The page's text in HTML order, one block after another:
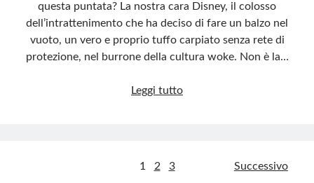
questa puntata? La nostra cara Disney, il colosso
dell’intrattenimento che ha deciso di fare un balzo nel
vuoto, un vero e proprio tuffo carpiato senza rete di
protezione, nel burrone della cultura woke. Non è la…
Leggi tuttoDisney:
1 2 3 Successivo